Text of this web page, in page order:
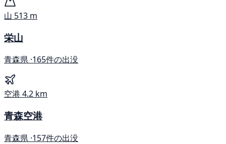
山 513 m
栄山
青森県 ·165件の出没
空港 4.2 km
青森空港
青森県 ·157件の出没